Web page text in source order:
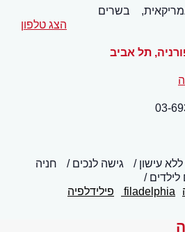
בשרים
הצג טלפון
, תל אביב
03-
ללא עישון גישה לנכים
חניה
filadelphia פילידלפיה